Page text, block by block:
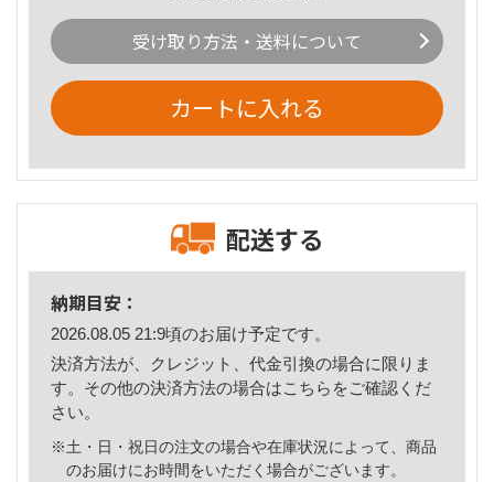
受け取り方法・送料について
カートに入れる
配送する
納期目安：
2026.08.05 21:9頃のお届け予定です。
決済方法が、クレジット、代金引換の場合に限りま
す。その他の決済方法の場合はこちら をご確認くだ
さい。
※土・日・祝日の注文の場合や在庫状況によって、商品
のお届けにお時間をいただく場合がございます。